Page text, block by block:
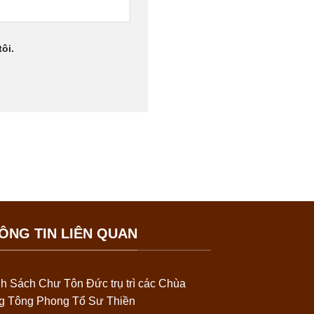
TIN LIÊN QUAN
Sách Chư Tôn Đức trụ trì các Chùa
Tông Phong Tổ Sư Thiền